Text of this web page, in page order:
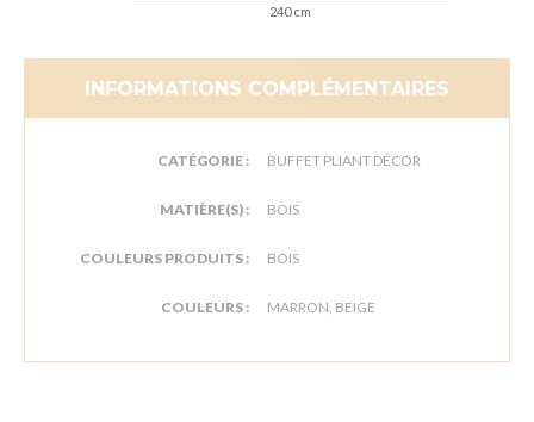
240 cm
INFORMATIONS COMPLÉMENTAIRES
CATÉGORIE : BUFFET PLIANT DÉCOR
MATIÈRE(S) : BOIS
COULEURS PRODUITS : BOIS
COULEURS : MARRON, BEIGE